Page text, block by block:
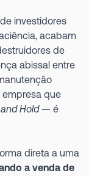
investidores
acabam
de
abissal entre
empresa que
Hold— é
direta a uma
a venda de